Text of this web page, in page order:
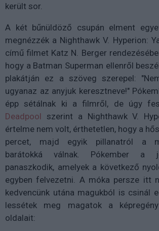
került sor.
A két bűnüldöző csupán elment
megnézzék a Nighthawk V. Hyperion:
című filmet Katz N. Berger
hogy a Batman Superman ellenről
plakátján ez a szöveg szerepel:
ugyanaz az anyjuk keresztneve!"
épp sétálnak ki a filmről, de úgy
Deadpool szerint a Nighthawk V.
értelme nem volt, érthetetlen, hogy a
percet, majd egyik pillanatról a
barátokká válnak. Pókember a
panaszkodik, amelyek a következő
egyben felvezetni. A móka persze itt
kedvencünk utána magukból is csinál
lessétek meg magatok a
oldalait: